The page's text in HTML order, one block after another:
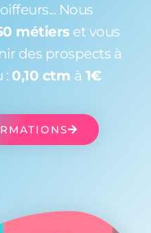
Nous
métiers et vous
des prospects à
: 0,10 ctm à 1€